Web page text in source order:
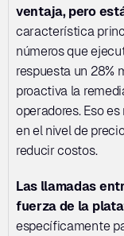
ventaja, pero
característica
números que
respuesta un 28%
proactiva la
operadores. Eso
en el nivel de
reducir costos.
Las llamadas
fuerza de la
específicamente